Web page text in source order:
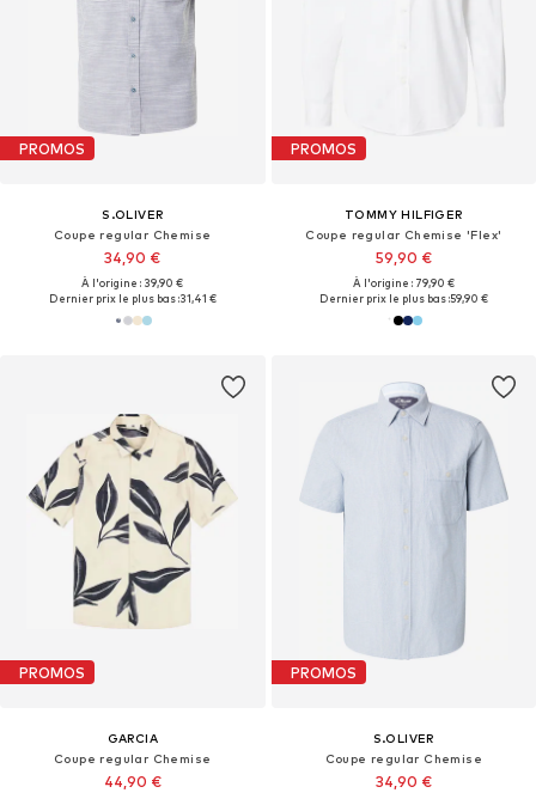
PROMOS
S.OLIVER
Coupe regular Chemise
34,90 €
À l'origine : 39,90 €
Dernier prix le plus bas :31,41 €
PROMOS
TOMMY HILFIGER
Coupe regular Chemise 'Flex'
59,90 €
À l'origine : 79,90 €
Dernier prix le plus bas :59,90 €
PROMOS
GARCIA
Coupe regular Chemise
44,90 €
PROMOS
S.OLIVER
Coupe regular Chemise
34,90 €